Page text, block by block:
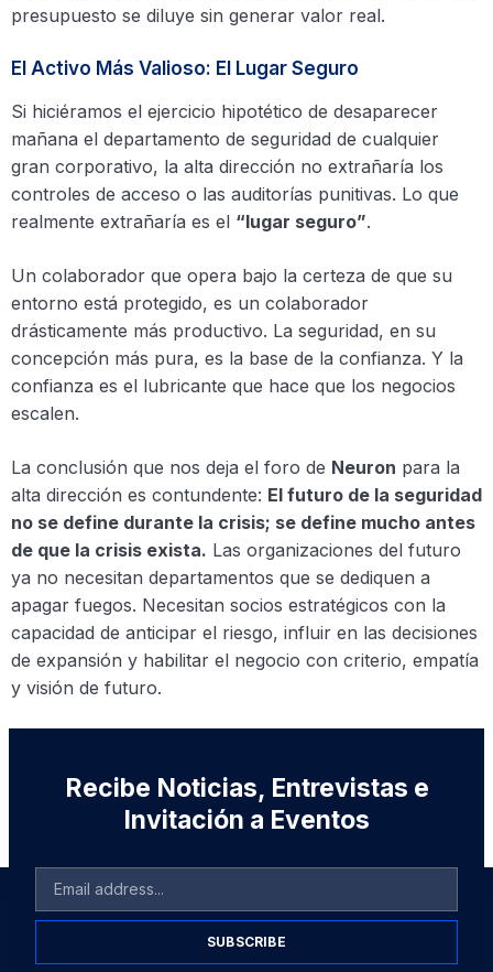
presupuesto se diluye sin generar valor real.
El Activo Más Valioso: El Lugar Seguro
Si hiciéramos el ejercicio hipotético de desaparecer
mañana el departamento de seguridad de cualquier
gran corporativo, la alta dirección no extrañaría los
controles de acceso o las auditorías punitivas. Lo que
realmente extrañaría es el “lugar seguro”.
Un colaborador que opera bajo la certeza de que su
entorno está protegido, es un colaborador
drásticamente más productivo. La seguridad, en su
concepción más pura, es la base de la confianza. Y la
confianza es el lubricante que hace que los negocios
escalen.
La conclusión que nos deja el foro de Neuron para la
alta dirección es contundente: El futuro de la seguridad
no se define durante la crisis; se define mucho antes
de que la crisis exista. Las organizaciones del futuro
ya no necesitan departamentos que se dediquen a
apagar fuegos. Necesitan socios estratégicos con la
capacidad de anticipar el riesgo, influir en las decisiones
de expansión y habilitar el negocio con criterio, empatía
y visión de futuro.
Recibe Noticias, Entrevistas e
Invitación a Eventos
SUBSCRIBE